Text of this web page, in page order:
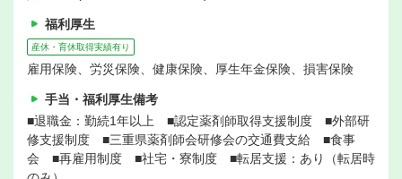
福利厚生
産休・育休取得実績有り
雇用保険、労災保険、健康保険、厚生年金保険、損害保険
手当・福利厚生備考
■退職金：勤続1年以上 ■認定薬剤師取得支援制度 ■外部研
修支援制度 ■三重県薬剤師会研修会の交通費支給 ■食事
会 ■再雇用制度 ■社宅・寮制度 ■転居支援：あり（転居時